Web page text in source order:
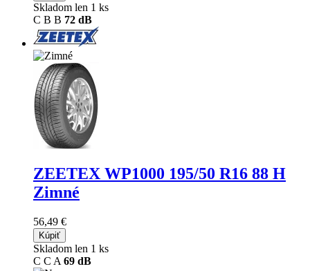
Skladom len 1 ks
C B B 72 dB
ZEETEX WP1000 195/50 R16 88 H
Zimné
56,49 €
Kúpiť
Skladom len 1 ks
C C A 69 dB